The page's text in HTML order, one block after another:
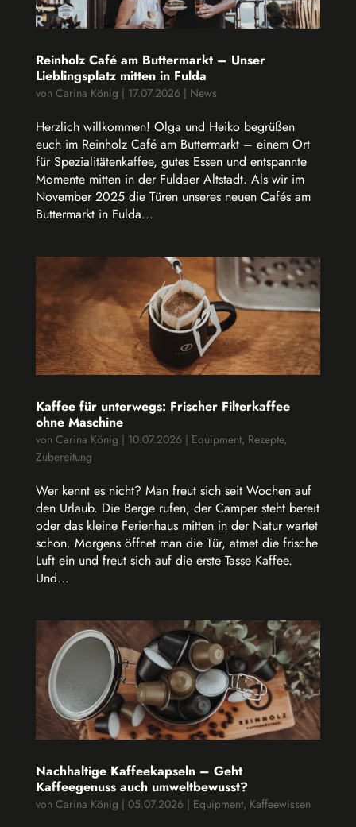
Reinholz Café am Buttermarkt – Unser
Lieblingsplatz mitten in Fulda
von Carina König | 17.07.2026 | News
Herzlich willkommen! Olga und Heiko begrüßen
euch im Reinholz Café am Buttermarkt – einem Ort
für Spezialitätenkaffee, gutes Essen und entspannte
Momente mitten in der Fuldaer Altstadt. Als wir im
November 2025 die Türen unseres neuen Cafés am
Buttermarkt in Fulda...
Kaffee für unterwegs: Frischer Filterkaffee
ohne Maschine
von Carina König | 10.07.2026 | Equipment, Rezepte,
Zubereitung
Wer kennt es nicht? Man freut sich seit Wochen auf
den Urlaub. Die Berge rufen, der Camper steht bereit
oder das kleine Ferienhaus mitten in der Natur wartet
schon. Morgens öffnet man die Tür, atmet die frische
Luft ein und freut sich auf die erste Tasse Kaffee.
Und...
Nachhaltige Kaffeekapseln – Geht
Kaffeegenuss auch umweltbewusst?
von Carina König | 05.07.2026 | Equipment, Kaffeewissen